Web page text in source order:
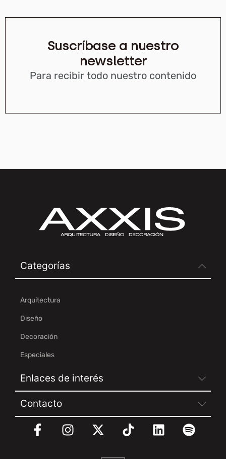
Suscríbase a nuestro
newsletter
Para recibir todo nuestro contenido
Categorías
Arquitectura
Diseño
Decoración
Especiales
Enlaces de interés
Contacto